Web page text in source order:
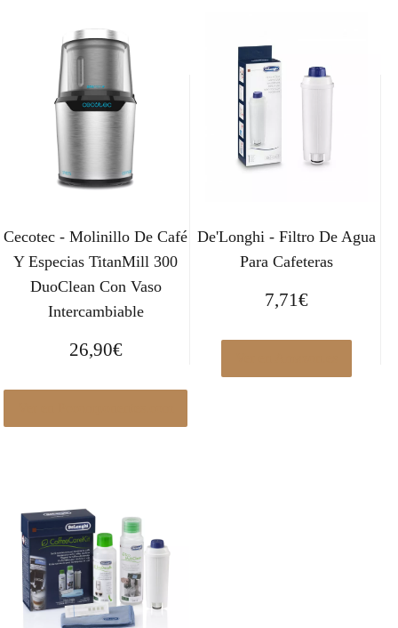
Cecotec - Molinillo De Café
Y Especias TitanMill 300
DuoClean Con Vaso
Intercambiable
26,90€
De'Longhi - Filtro De Agua
Para Cafeteras
7,71€